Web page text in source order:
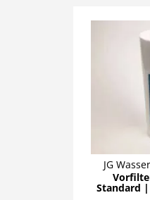
JG
Standard